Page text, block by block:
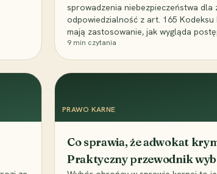
sprowadzenia niebezpieczeństwa
odpowiedzialność z art. 165 Kodeksu
mają zastosowanie, jak wygląda
9 min czytania
PRAWO KARNE
Co sprawia, że adwokat
Praktyczny przewodnik